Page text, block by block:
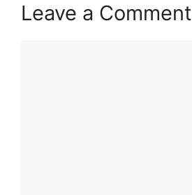
Leave a Comment